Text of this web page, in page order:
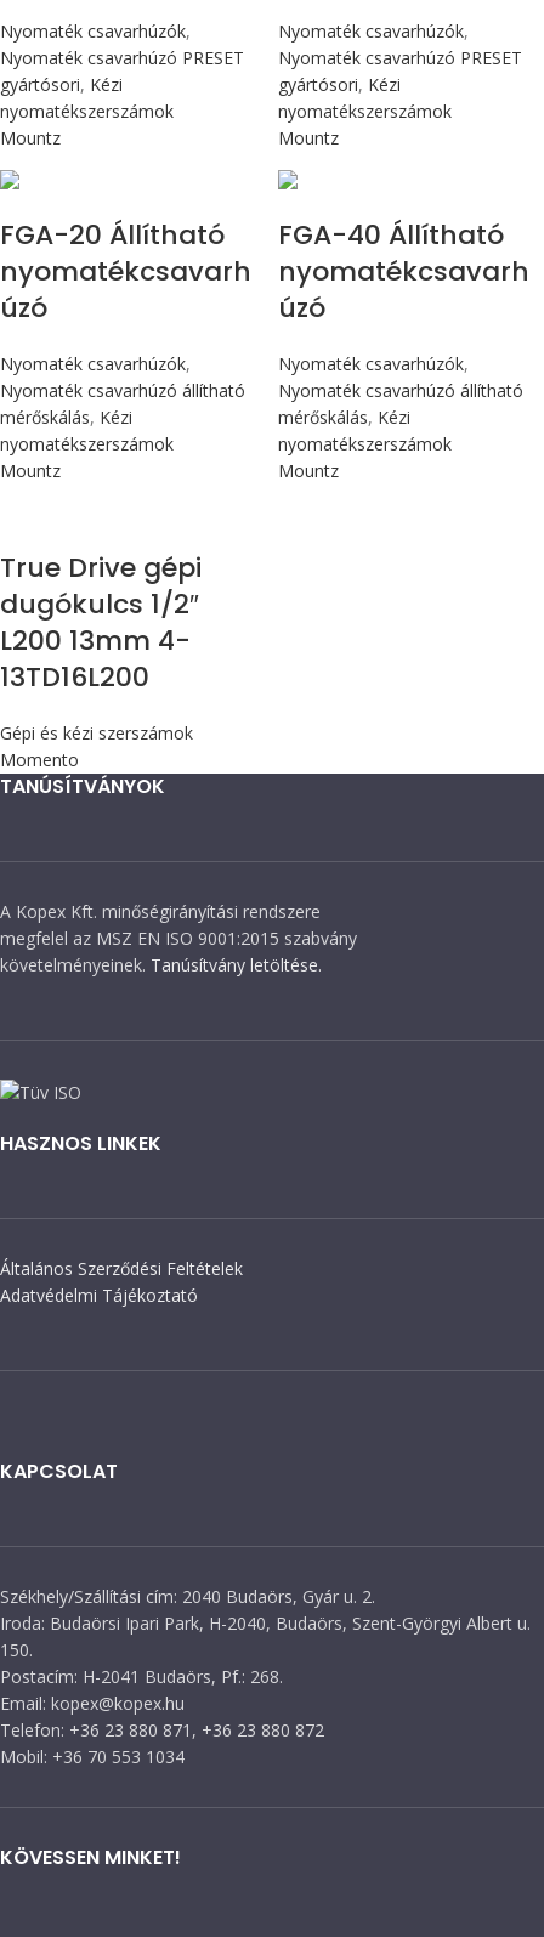
Nyomaték csavarhúzók,
Nyomaték csavarhúzó PRESET
gyártósori, Kézi
nyomatékszerszámok
Mountz
Nyomaték csavarhúzók,
Nyomaték csavarhúzó PRESET
gyártósori, Kézi
nyomatékszerszámok
Mountz
FGA-20 Állítható
nyomatékcsavarh
úzó
Nyomaték csavarhúzók,
Nyomaték csavarhúzó állítható
mérőskálás, Kézi
nyomatékszerszámok
Mountz
FGA-40 Állítható
nyomatékcsavarh
úzó
Nyomaték csavarhúzók,
Nyomaték csavarhúzó állítható
mérőskálás, Kézi
nyomatékszerszámok
Mountz
True Drive gépi
dugókulcs 1/2″
L200 13mm 4-
13TD16L200
Gépi és kézi szerszámok
Momento
TANÚSÍTVÁNYOK
A Kopex Kft. minőségirányítási rendszere
megfelel az MSZ EN ISO 9001:2015 szabvány
követelményeinek. Tanúsítvány letöltése.
HASZNOS LINKEK
Általános Szerződési Feltételek
Adatvédelmi Tájékoztató
KAPCSOLAT
Székhely/Szállítási cím: 2040 Budaörs, Gyár u. 2.
Iroda: Budaörsi Ipari Park, H-2040, Budaörs, Szent-Györgyi Albert u.
150.
Postacím: H-2041 Budaörs, Pf.: 268.
Email: kopex@kopex.hu
Telefon: +36 23 880 871, +36 23 880 872
Mobil: +36 70 553 1034
KÖVESSEN MINKET!